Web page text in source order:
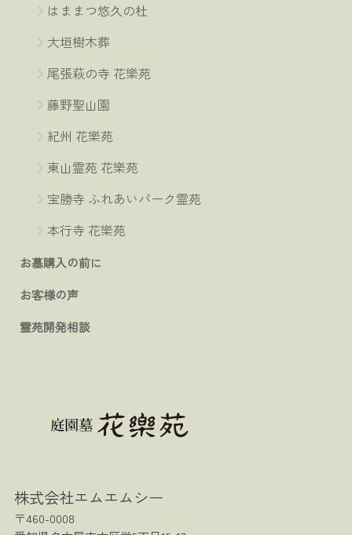
はままつ悠久の杜
大垣樹木葬
尾張萩の寺 花樂苑
藤野聖山園
紀州 花樂苑
東山霊苑 花樂苑
宝勝寺 ふれあいパーク霊苑
本行寺 花樂苑
お墓購入の前に
お客様の声
霊苑開発相談
株式会社エムエムシー
〒460-0008